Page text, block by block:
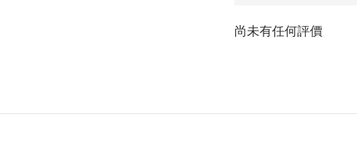
尚未有任何評價